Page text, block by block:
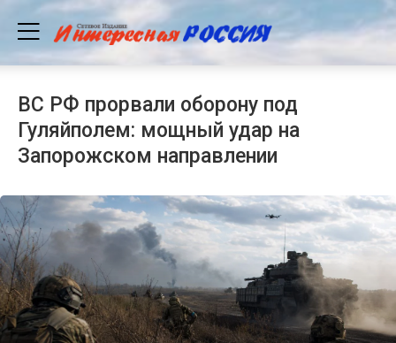
ВС РФ прорвали оборону под
Гуляйполем: мощный удар на
Запорожском направлении